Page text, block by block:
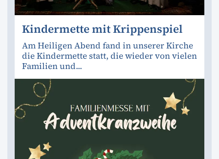
Kindermette mit Krippenspiel
Am Heiligen Abend fand in unserer Kirche
die Kindermette statt, die wieder von vielen
Familien und...